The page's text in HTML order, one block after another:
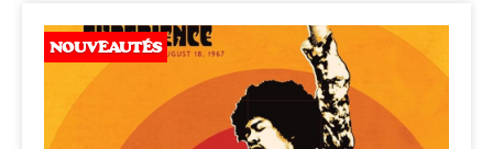
NOUVEAUTÉS